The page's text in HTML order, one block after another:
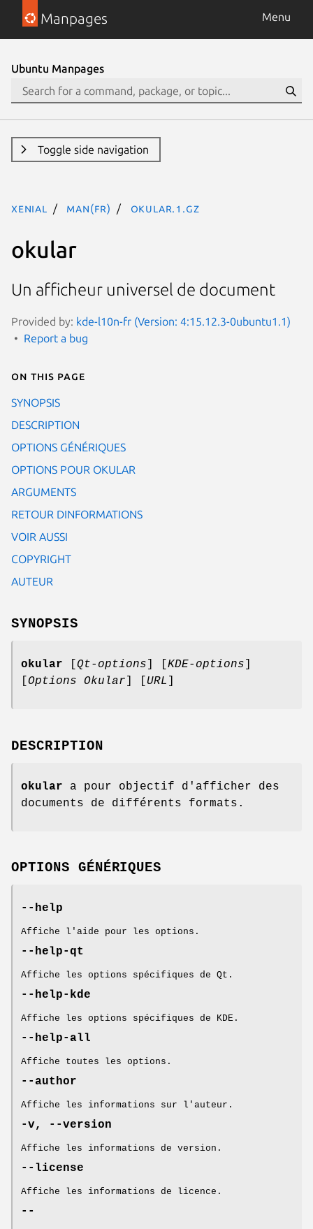
Manpages Menu
Ubuntu Manpages
Toggle side navigation
xenial man(fr) okular.1.gz
okular
Un afficheur universel de document
Provided by: kde-l10n-fr (Version: 4:15.12.3-0ubuntu1.1)
Report a bug
On this page
SYNOPSIS
DESCRIPTION
OPTIONS GÉNÉRIQUES
OPTIONS POUR OKULAR
ARGUMENTS
RETOUR DINFORMATIONS
VOIR AUSSI
COPYRIGHT
AUTEUR
SYNOPSIS
okular Qt-options KDE-options
Options Okular URL
DESCRIPTION
okular a pour objectif d'afficher des
documents de différents formats.
OPTIONS GÉNÉRIQUES
--help
Affiche l'aide pour les options.
--help-qt
Affiche les options spécifiques de Qt.
--help-kde
Affiche les options spécifiques de KDE.
--help-all
Affiche toutes les options.
--author
Affiche les informations sur l'auteur.
-v, --version
Affiche les informations de version.
--license
Affiche les informations de licence.
--